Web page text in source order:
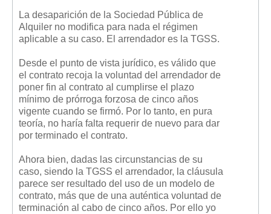
La desaparición de la Sociedad Pública de
Alquiler no modifica para nada el régimen
aplicable a su caso. El arrendador es la TGSS.
Desde el punto de vista jurídico, es válido que
el contrato recoja la voluntad del arrendador de
poner fin al contrato al cumplirse el plazo
mínimo de prórroga forzosa de cinco años
vigente cuando se firmó. Por lo tanto, en pura
teoría, no haría falta requerir de nuevo para dar
por terminado el contrato.
Ahora bien, dadas las circunstancias de su
caso, siendo la TGSS el arrendador, la cláusula
parece ser resultado del uso de un modelo de
contrato, más que de una auténtica voluntad de
terminación al cabo de cinco años. Por ello yo